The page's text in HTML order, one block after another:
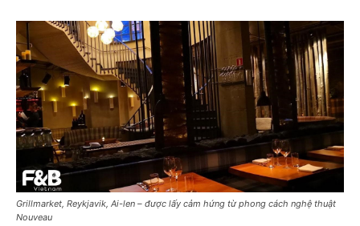
Grillmarket, Reykjavik, Ai-len – được lấy cảm hứng từ phong cách nghệ thuật
Nouveau